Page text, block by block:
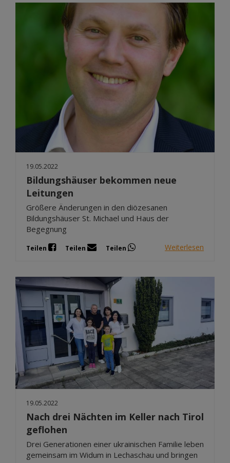
19.05.2022
Bildungshäuser bekommen neue
Leitungen
Größere Änderungen in den diözesanen
Bildungshäuser St. Michael und Haus der
Begegnung
Teilen Teilen Teilen Weiterlesen
19.05.2022
Nach drei Nächten im Keller nach Tirol
geflohen
Drei Generationen einer ukrainischen Familie leben
gemeinsam im Widum in Lechaschau und bringen